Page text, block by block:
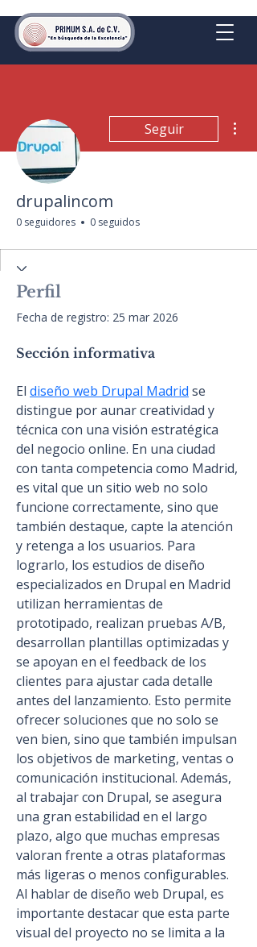
Seguir
drupalincom
0 seguidores 0 seguidos
Perfil
Fecha de registro: 25 mar 2026
Sección informativa
El diseño web Drupal Madrid se
distingue por aunar creatividad y
técnica con una visión estratégica
del negocio online. En una ciudad
con tanta competencia como Madrid,
es vital que un sitio web no solo
funcione correctamente, sino que
también destaque, capte la atención
y retenga a los usuarios. Para
lograrlo, los estudios de diseño
especializados en Drupal en Madrid
utilizan herramientas de
prototipado, realizan pruebas A/B,
desarrollan plantillas optimizadas y
se apoyan en el feedback de los
clientes para ajustar cada detalle
antes del lanzamiento. Esto permite
ofrecer soluciones que no solo se
ven bien, sino que también impulsan
los objetivos de marketing, ventas o
comunicación institucional. Además,
al trabajar con Drupal, se asegura
una gran estabilidad en el largo
plazo, algo que muchas empresas
valoran frente a otras plataformas
más ligeras o menos configurables.
Al hablar de diseño web Drupal, es
importante destacar que esta parte
visual del proyecto no se limita a la